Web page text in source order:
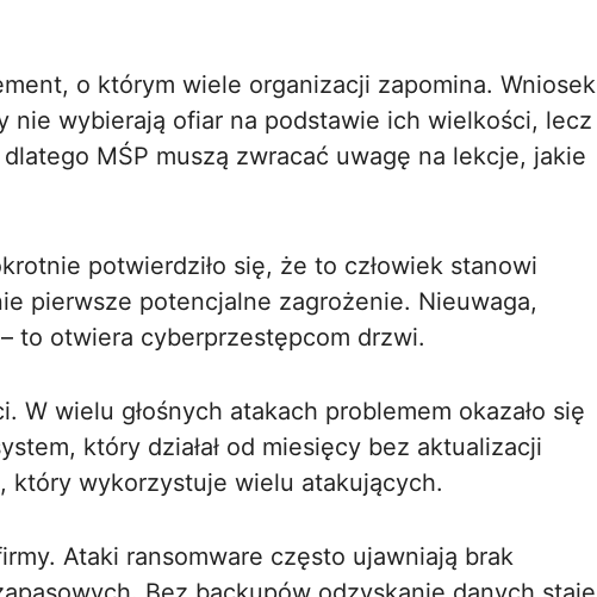
o którym wiele organizacji zapomina. Wniosek
nie wybierają ofiar na podstawie ich wielkości, lecz
MŚP muszą zwracać uwagę na lekcje, jakie
potwierdziło się, że to człowiek stanowi
pierwsze potencjalne zagrożenie. Nieuwaga,
to otwiera cyberprzestępcom drzwi.
W wielu głośnych atakach problemem okazało się
który działał od miesięcy bez aktualizacji
który wykorzystuje wielu atakujących.
Ataki ransomware często ujawniają brak